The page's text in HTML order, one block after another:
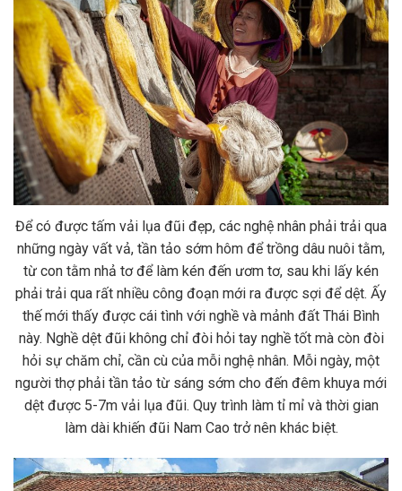
Để có được tấm vải lụa đũi đẹp, các nghệ nhân phải trải qua
những ngày vất vả, tần tảo sớm hôm để trồng dâu nuôi tằm,
từ con tằm nhả tơ để làm kén đến ươm tơ, sau khi lấy kén
phải trải qua rất nhiều công đoạn mới ra được sợi để dệt. Ấy
thế mới thấy được cái tình với nghề và mảnh đất Thái Bình
này. Nghề dệt đũi không chỉ đòi hỏi tay nghề tốt mà còn đòi
hỏi sự chăm chỉ, cần cù của mỗi nghệ nhân. Mỗi ngày, một
người thợ phải tần tảo từ sáng sớm cho đến đêm khuya mới
dệt được 5-7m vải lụa đũi. Quy trình làm tỉ mỉ và thời gian
làm dài khiến đũi Nam Cao trở nên khác biệt.